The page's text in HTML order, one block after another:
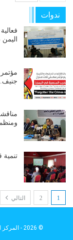
ندوات
1
2 التالي
© 2026 - المركز القانوني للحقوق والتنمية. All Rights Reserved.